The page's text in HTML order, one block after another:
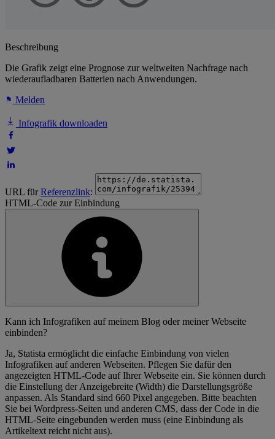
Beschreibung
Die Grafik zeigt eine Prognose zur weltweiten Nachfrage nach
wiederaufladbaren Batterien nach Anwendungen.
Melden
Infografik downloaden
URL fürReferenzlink:
HTML-Code zur Einbindung
Kann ich Infografiken auf meinem Blog oder meiner Webseite
einbinden?
Ja, Statista ermöglicht die einfache Einbindung von vielen
Infografiken auf anderen Webseiten. Pflegen Sie dafür den
angezeigten HTML-Code auf Ihrer Webseite ein. Sie können durch
die Einstellung der Anzeigebreite (Width) die Darstellungsgröße
anpassen. Als Standard sind 660 Pixel angegeben. Bitte beachten
Sie bei Wordpress-Seiten und anderen CMS, dass der Code in die
HTML-Seite eingebunden werden muss (eine Einbindung als
Artikeltext reicht nicht aus).